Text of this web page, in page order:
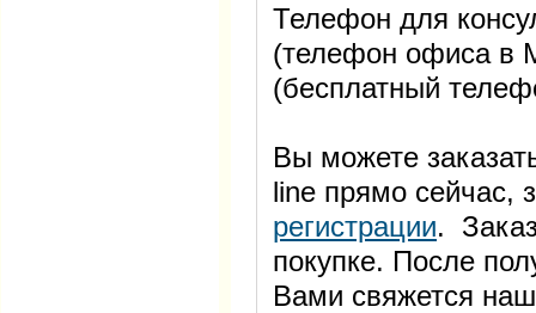
Телефон для
(телефон офиса в
(бесплатный
Вы можете
line прямо
регистрации.
покупке. После
Вами свяжется